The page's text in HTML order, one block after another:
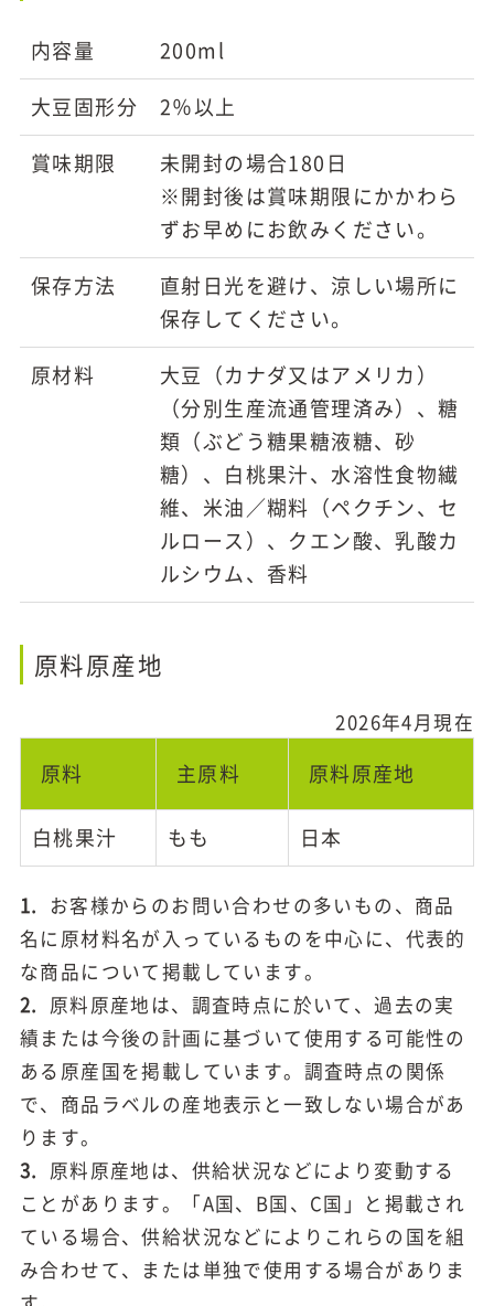
内容量
200ml
大豆固形分
2％以上
賞味期限
未開封の場合180日
※開封後は賞味期限にかかわら
ずお早めにお飲みください。
保存方法
直射日光を避け、涼しい場所に
保存してください。
原材料
大豆（カナダ又はアメリカ）
（分別生産流通管理済み）、糖
類（ぶどう糖果糖液糖、砂
糖）、白桃果汁、水溶性食物繊
維、米油／糊料（ペクチン、セ
ルロース）、クエン酸、乳酸カ
ルシウム、香料
原料原産地
2026年4月現在
原料 主原料 原料原産地
白桃果汁 もも 日本
1.
お客様からのお問い合わせの多いもの、商品
名に原材料名が入っているものを中心に、代表的
な商品について掲載しています。
2. 原料原産地は、調査時点に於いて、過去の実
績または今後の計画に基づいて使用する可能性の
ある原産国を掲載しています。調査時点の関係
で、商品ラベルの産地表示と一致しない場合があ
ります。
3. 原料原産地は、供給状況などにより変動する
ことがあります。「A国、B国、C国」と掲載され
ている場合、供給状況などによりこれらの国を組
み合わせて、または単独で使用する場合がありま